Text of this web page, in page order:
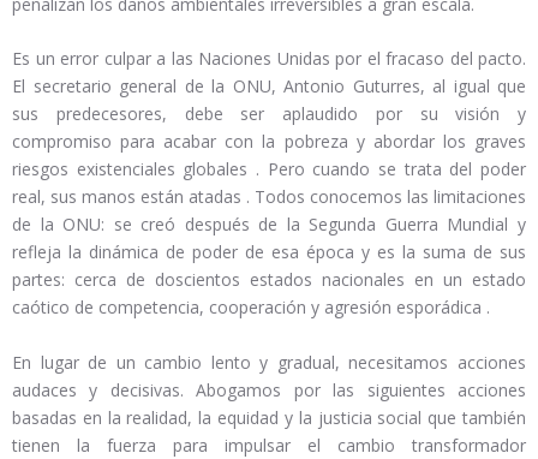
Es un error culpar a las Naciones Unidas por el fracaso del pacto.
El secretario general de la ONU, Antonio Guturres, al igual que
sus predecesores, debe ser aplaudido por su visión y
compromiso para acabar con la pobreza y abordar los graves
riesgos existenciales globales . Pero cuando se trata del poder
real, sus manos están atadas . Todos conocemos las limitaciones
de la ONU: se creó después de la Segunda Guerra Mundial y
refleja la dinámica de poder de esa época y es la suma de sus
partes: cerca de doscientos estados nacionales en un estado
caótico de competencia, cooperación y agresión esporádica .
En lugar de un cambio lento y gradual, necesitamos acciones
audaces y decisivas. Abogamos por las siguientes acciones
basadas en la realidad, la equidad y la justicia social que también
tienen la fuerza para impulsar el cambio transformador